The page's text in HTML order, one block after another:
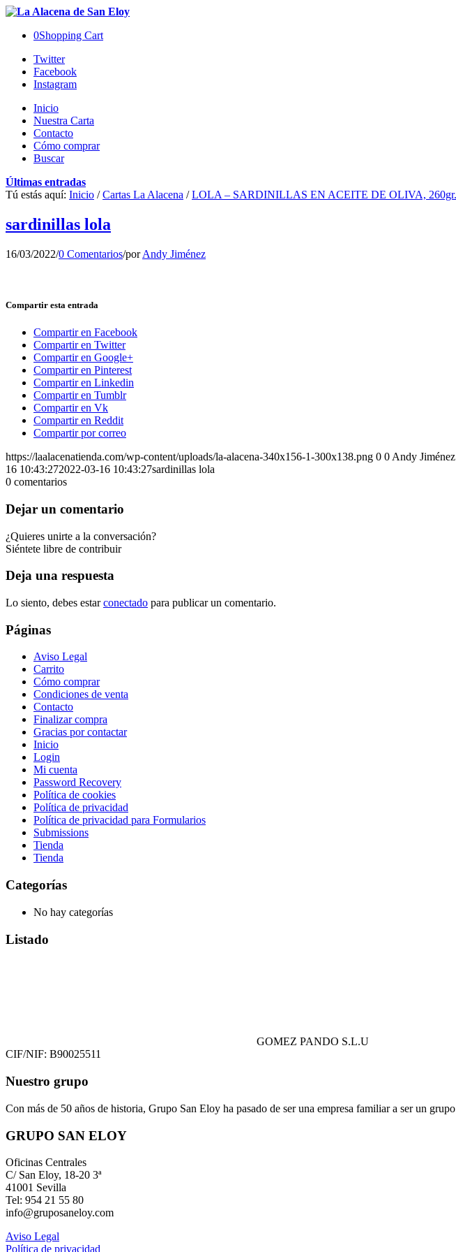
0Shopping Cart
Twitter
Facebook
Instagram
Inicio
Nuestra Carta
Contacto
Cómo comprar
Buscar
Últimas entradas
Tú estás aquí: Inicio / Cartas La Alacena / LOLA – SARDINILLAS EN ACEITE DE OLIVA, 260gr.
sardinillas lola
16/03/2022/0 Comentarios/porAndy Jiménez
Compartir esta entrada
Compartir en Facebook
Compartir en Twitter
Compartir en Google+
Compartir en Pinterest
Compartir en Linkedin
Compartir en Tumblr
Compartir en Vk
Compartir en Reddit
Compartir por correo
https://laalacenatienda.com/wp-content/uploads/la-alacena-340x156-1-300x138.png 0 0 Andy Jiménez
16 10:43:272022-03-16 10:43:27sardinillas lola
0 comentarios
Dejar un comentario
¿Quieres unirte a la conversación?
Siéntete libre de contribuir
Deja una respuesta
Lo siento, debes estarconectado para publicar un comentario.
Páginas
Aviso Legal
Carrito
Cómo comprar
Condiciones de venta
Contacto
Finalizar compra
Gracias por contactar
Inicio
Login
Mi cuenta
Password Recovery
Política de cookies
Política de privacidad
Política de privacidad para Formularios
Submissions
Tienda
Tienda
Categorías
No hay categorías
Listado
GOMEZ PANDO S.L.U
CIF/NIF: B90025511
Nuestro grupo
Con más de 50 años de historia, Grupo San Eloy ha pasado de ser una empresa familiar a ser un
GRUPO SAN ELOY
Oficinas Centrales
C/ San Eloy, 18-20 3ª
41001 Sevilla
Tel: 954 21 55 80
info@gruposaneloy.com
Aviso Legal
Política de privacidad